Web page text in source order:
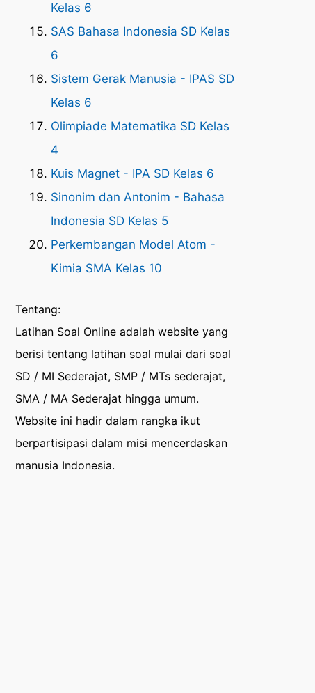
Kelas 6
SAS Bahasa Indonesia SD Kelas
6
Sistem Gerak Manusia - IPAS SD
Kelas 6
Olimpiade Matematika SD Kelas
4
Kuis Magnet - IPA SD Kelas 6
Sinonim dan Antonim - Bahasa
Indonesia SD Kelas 5
Perkembangan Model Atom -
Kimia SMA Kelas 10
Tentang:
Latihan Soal Online adalah website yang
berisi tentang latihan soal mulai dari soal
SD / MI Sederajat, SMP / MTs sederajat,
SMA / MA Sederajat hingga umum.
Website ini hadir dalam rangka ikut
berpartisipasi dalam misi mencerdaskan
manusia Indonesia.